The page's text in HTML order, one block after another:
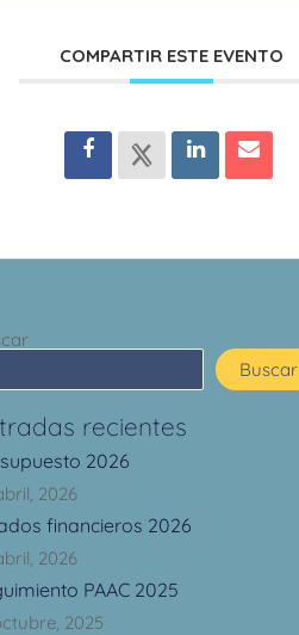
COMPARTIR ESTE EVENTO
Buscar
recientes
2026
2026
financieros 2026
2026
PAAC 2025
2025